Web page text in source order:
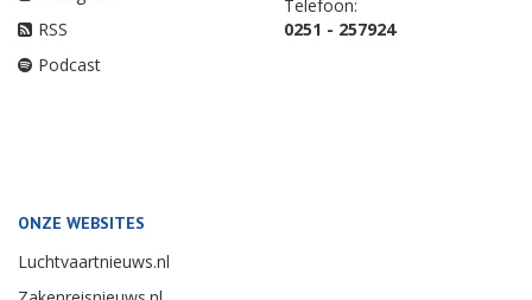
RSS
Podcast
Telefoon:
0251 - 257924
ONZE WEBSITES
Luchtvaartnieuws.nl